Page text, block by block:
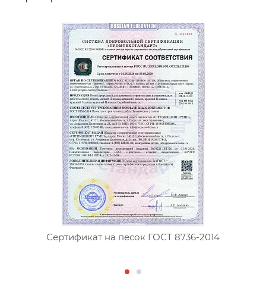
Сертификат на песок ГОСТ 8736-2014